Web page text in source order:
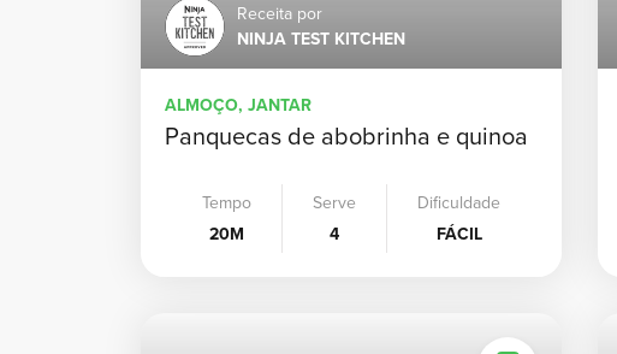
Receita por
NINJA TEST KITCHEN
ALMOÇO, JANTAR
Panquecas de abobrinha e quinoa
Tempo
20M
Serve
4
Dificuldade
FÁCIL